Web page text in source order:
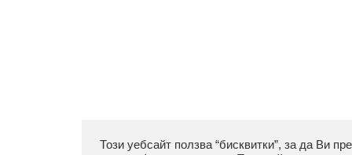
Този уебсайт ползва “бисквитки”, за да Ви